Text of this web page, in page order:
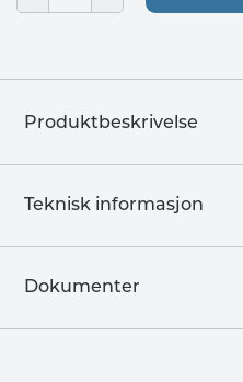
Produktbeskrivelse
Teknisk informasjon
Dokumenter